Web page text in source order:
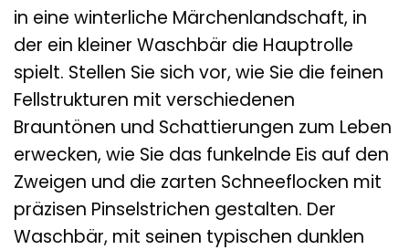
in eine winterliche Märchenlandschaft, in
der ein kleiner Waschbär die Hauptrolle
spielt. Stellen Sie sich vor, wie Sie die feinen
Fellstrukturen mit verschiedenen
Brauntönen und Schattierungen zum Leben
erwecken, wie Sie das funkelnde Eis auf den
Zweigen und die zarten Schneeflocken mit
präzisen Pinselstrichen gestalten. Der
Waschbär, mit seinen typischen dunklen